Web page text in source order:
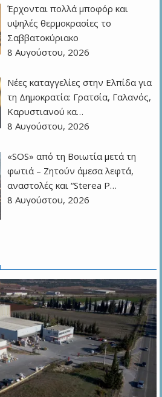
Έρχονται πολλά μποφόρ και
υψηλές θερμοκρασίες το
Σαββατοκύριακο
8 Αυγούστου, 2026
Νέες καταγγελίες στην Ελπίδα για
τη Δημοκρατία: Γρατσία, Γαλανός,
Καρυστιανού κα…
8 Αυγούστου, 2026
«SOS» από τη Βοιωτία μετά τη
φωτιά – Ζητούν άμεσα λεφτά,
αναστολές και “Sterea P…
8 Αυγούστου, 2026